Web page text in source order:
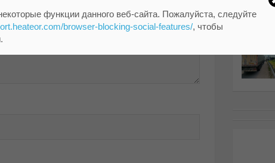
функции данного веб-сайта. Пожалуйста, следуйте
browser-blocking-social-features/, чтобы